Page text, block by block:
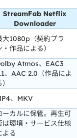
StreamFab Netflix
Downloader
大1080p（契約プラ
・作品による）
Atmos、EAC3
、AAC 2.0（作品によ
、MKV
ーカルに保管。再生可
は環境・サービス仕様
よる